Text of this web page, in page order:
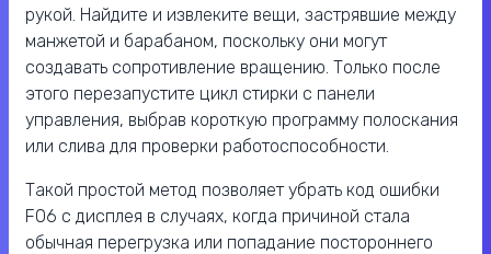
рукой. Найдите и извлеките вещи, застрявшие между
манжетой и барабаном, поскольку они могут
создавать сопротивление вращению. Только после
этого перезапустите цикл стирки с панели
управления, выбрав короткую программу полоскания
или слива для проверки работоспособности.
Такой простой метод позволяет убрать код ошибки
F06 с дисплея в случаях, когда причиной стала
обычная перегрузка или попадание постороннего